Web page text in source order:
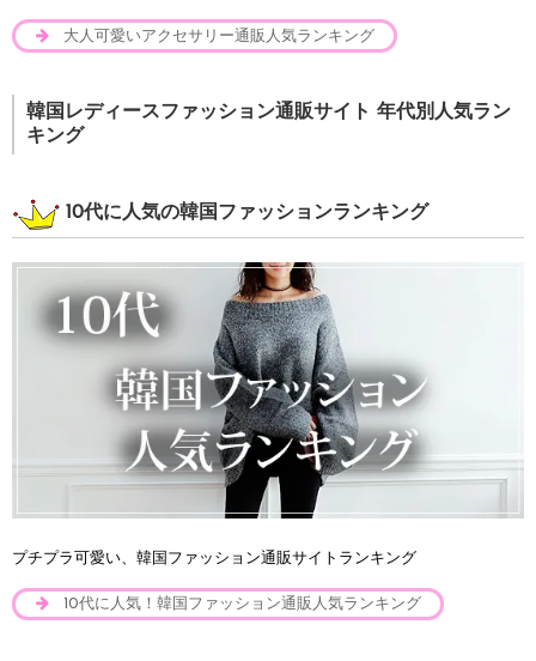
大人可愛いアクセサリー通販人気ランキング
韓国レディースファッション通販サイト 年代別人気ラン
キング
10代に人気の韓国ファッションランキング
プチプラ可愛い、韓国ファッション通販サイトランキング
10代に人気！韓国ファッション通販人気ランキング